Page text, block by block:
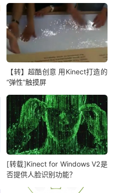
【转】超酷创意 用Kinect打造的
“弹性”触摸屏
[转载]Kinect for Windows V2是
否提供人脸识别功能？